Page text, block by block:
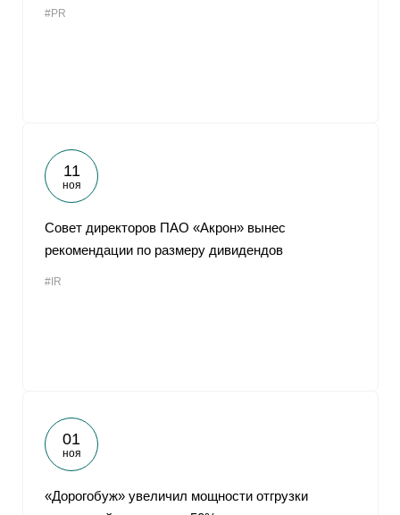
#PR
11
ноя
Совет директоров ПАО «Акрон» вынес
рекомендации по размеру дивидендов
#IR
01
ноя
«Дорогобуж» увеличил мощности отгрузки